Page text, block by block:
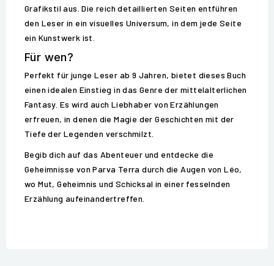
Grafikstil aus. Die reich detaillierten Seiten entführen
den Leser in ein visuelles Universum, in dem jede Seite
ein Kunstwerk ist.
Für wen?
Perfekt für junge Leser ab 9 Jahren, bietet dieses Buch
einen idealen Einstieg in das Genre der mittelalterlichen
Fantasy. Es wird auch Liebhaber von Erzählungen
erfreuen, in denen die Magie der Geschichten mit der
Tiefe der Legenden verschmilzt.
Begib dich auf das Abenteuer und entdecke die
Geheimnisse von Parva Terra durch die Augen von Léo,
wo Mut, Geheimnis und Schicksal in einer fesselnden
Erzählung aufeinandertreffen.